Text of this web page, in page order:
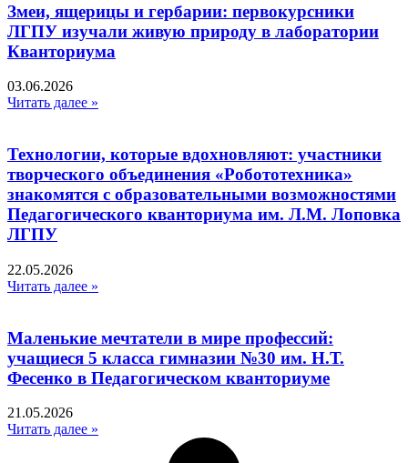
Змеи, ящерицы и гербарии: первокурсники
ЛГПУ изучали живую природу в лаборатории
Кванториума
03.06.2026
Читать далее »
Технологии, которые вдохновляют: участники
творческого объединения «Робототехника»
знакомятся с образовательными возможностями
Педагогического кванториума им. Л.М. Лоповка
ЛГПУ
22.05.2026
Читать далее »
Маленькие мечтатели в мире профессий:
учащиеся 5 класса гимназии №30 им. Н.Т.
Фесенко в Педагогическом кванториуме
21.05.2026
Читать далее »